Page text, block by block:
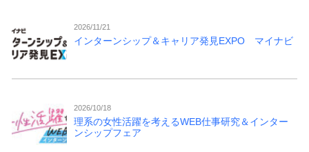
2026/11/21
インターンシップ＆キャリア発見EXPO マイナビ
2026/10/18
理系の女性活躍を考えるWEB仕事研究＆インター
ンシップフェア